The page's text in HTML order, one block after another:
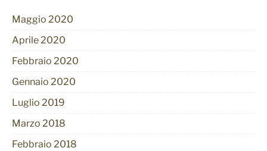
Maggio 2020
Aprile 2020
Febbraio 2020
Gennaio 2020
Luglio 2019
Marzo 2018
Febbraio 2018